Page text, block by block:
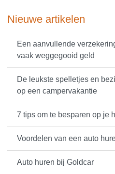
Nieuwe artikelen
Een aanvullende
vaak weggegooid geld
De leukste spelletjes en
op een campervakantie
7 tips om te besparen op je
Voordelen van een auto
Auto huren bij Goldcar